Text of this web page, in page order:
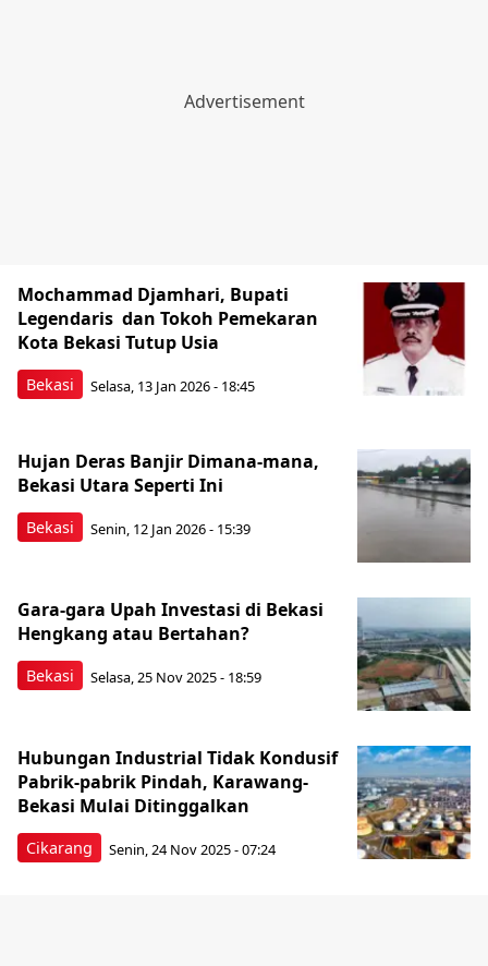
Bekasi
Mochammad Djamhari, Bupati
Legendaris dan Tokoh Pemekaran
Kota Bekasi Tutup Usia
Selasa, 13 Jan 2026 - 18:45
Bekasi
Hujan Deras Banjir Dimana-mana,
Bekasi Utara Seperti Ini
Senin, 12 Jan 2026 - 15:39
Bekasi
Gara-gara Upah Investasi di Bekasi
Hengkang atau Bertahan?
Selasa, 25 Nov 2025 - 18:59
Cikarang
Hubungan Industrial Tidak Kondusif
Pabrik-pabrik Pindah, Karawang-
Bekasi Mulai Ditinggalkan
Senin, 24 Nov 2025 - 07:24